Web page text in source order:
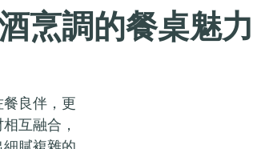
烹調的餐桌魅力
良伴，更
互融合，